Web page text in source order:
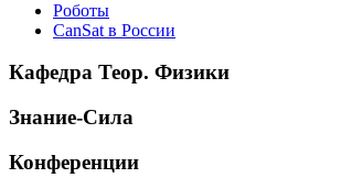
Роботы
CanSat в России
Кафедра Теор. Физики
Знание-Сила
Конференции